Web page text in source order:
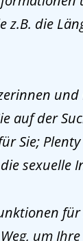
die
auf der
Sie;
sexuelle
um